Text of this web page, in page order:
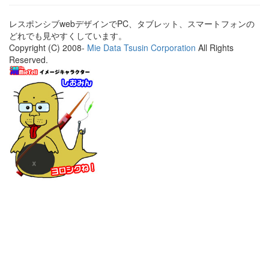
レスポンシブwebデザインでPC、タブレット、スマートフォンの
どれでも見やすくしています。
Copyright (C) 2008- Mie Data Tsusin Corporation All Rights
Reserved.